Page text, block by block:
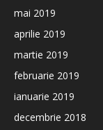
mai 2019
aprilie 2019
martie 2019
februarie 2019
ianuarie 2019
decembrie 2018